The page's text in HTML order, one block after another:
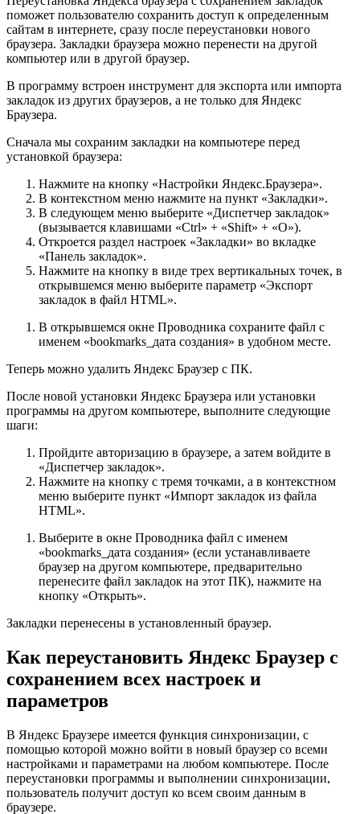
поможет пользователю сохранить доступ к определенным
сайтам в интернете, сразу после переустановки нового
браузера. Закладки браузера можно перенести на другой
компьютер или в другой браузер.
В программу встроен инструмент для экспорта или импорта
закладок из других браузеров, а не только для Яндекс
Браузера.
Сначала мы сохраним закладки на компьютере перед
установкой браузера:
Нажмите на кнопку «Настройки Яндекс.Браузера».
В контекстном меню нажмите на пункт «Закладки».
В следующем меню выберите «Диспетчер закладок»
(вызывается клавишами «Ctrl» + «Shift» + «O»).
Откроется раздел настроек «Закладки» во вкладке
«Панель закладок».
Нажмите на кнопку в виде трех вертикальных точек, в
открывшемся меню выберите параметр «Экспорт
закладок в файл HTML».
В открывшемся окне Проводника сохраните файл с
именем «bookmarks_дата создания» в удобном месте.
Теперь можно удалить Яндекс Браузер с ПК.
После новой установки Яндекс Браузера или установки
программы на другом компьютере, выполните следующие
шаги:
Пройдите авторизацию в браузере, а затем войдите в
«Диспетчер закладок».
Нажмите на кнопку с тремя точками, а в контекстном
меню выберите пункт «Импорт закладок из файла
HTML».
Выберите в окне Проводника файл с именем
«bookmarks_дата создания» (если устанавливаете
браузер на другом компьютере, предварительно
перенесите файл закладок на этот ПК), нажмите на
кнопку «Открыть».
Закладки перенесены в установленный браузер.
Как переустановить Яндекс Браузер с
сохранением всех настроек и
параметров
В Яндекс Браузере имеется функция синхронизации, с
помощью которой можно войти в новый браузер со всеми
настройками и параметрами на любом компьютере. После
переустановки программы и выполнении синхронизации,
пользователь получит доступ ко всем своим данным в
браузере.